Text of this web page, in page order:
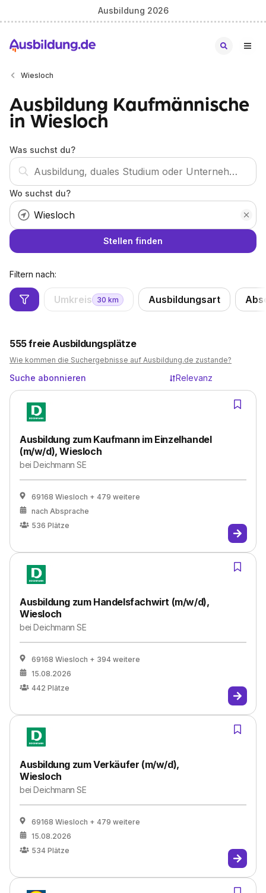
Ausbildung 2026
Wiesloch
Ausbildung Kaufmännische
in Wiesloch
Was suchst du?
Wo suchst du?
Stellen finden
Filtern nach:
Umkreis 30 km Ausbildungsart
555freie Ausbildungsplätze
Wie kommen die Suchergebnisse auf Ausbildung.de zustande?
Suche abonnieren Relevanz
Ausbildung zum Kaufmann im Einzelhandel
(m/w/d), Wiesloch
beiDeichmann SE
69168 Wiesloch + 479 weitere
nach Absprache
536 Plätze
Ausbildung zum Handelsfachwirt (m/w/d),
Wiesloch
beiDeichmann SE
69168 Wiesloch + 394 weitere
15.08.2026
442 Plätze
Ausbildung zum Verkäufer (m/w/d),
Wiesloch
beiDeichmann SE
69168 Wiesloch + 479 weitere
15.08.2026
534 Plätze